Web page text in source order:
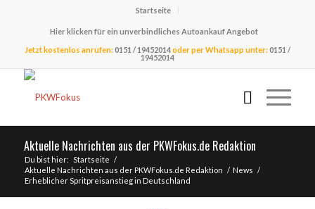
Startseite
Hier klicken für ein unverbindliches Autoankauf Angebot
Jetzt kostenlos anrufen:0151 / 19452014oder per Whatsapp unter:0151 /
19452014
Aktuelle Nachrichten aus der PKWFokus.de Redaktion
Du bist hier: Startseite /
Aktuelle Nachrichten aus der PKWFokus.de Redaktion / News /
Erheblicher Spritpreisanstieg in Deutschland